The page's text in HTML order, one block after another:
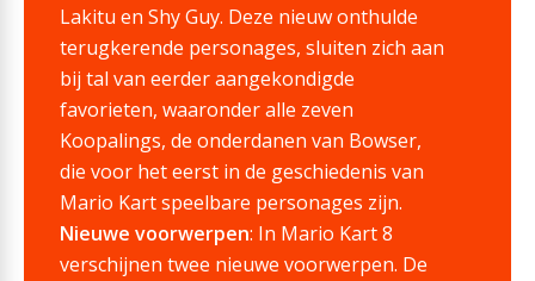
Lakitu en Shy Guy. Deze nieuw onthulde
terugkerende personages, sluiten zich aan
bij tal van eerder aangekondigde
favorieten, waaronder alle zeven
Koopalings, de onderdanen van Bowser,
die voor het eerst in de geschiedenis van
Mario Kart speelbare personages zijn.
Nieuwe voorwerpen: In Mario Kart 8
verschijnen twee nieuwe voorwerpen. De